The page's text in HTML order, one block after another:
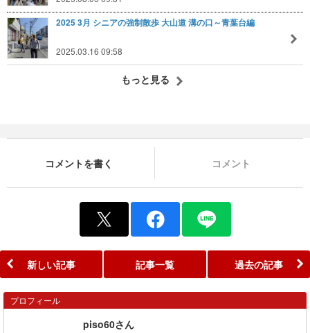
2025 3月 シニアの強制散歩 大山道 溝の口～青葉台編
2025.03.16 09:58
もっと見る
コメントを書く コメント
新しい記事 記事一覧 過去の記事
プロフィール
piso60さん